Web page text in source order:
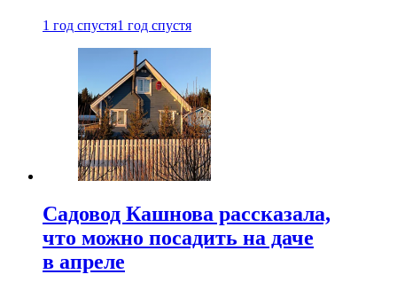
1 год спустя1 год спустя
Садовод Кашнова рассказала,
что можно посадить на даче
в апреле